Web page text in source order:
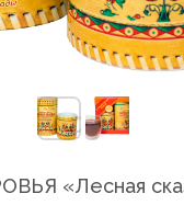
«Лесная